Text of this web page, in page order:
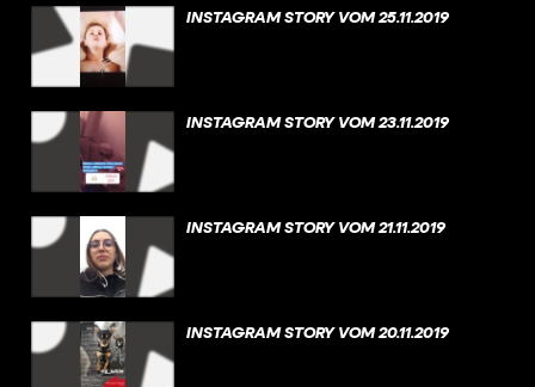
INSTAGRAM STORY VOM 25.11.2019
INSTAGRAM STORY VOM 23.11.2019
INSTAGRAM STORY VOM 21.11.2019
INSTAGRAM STORY VOM 20.11.2019